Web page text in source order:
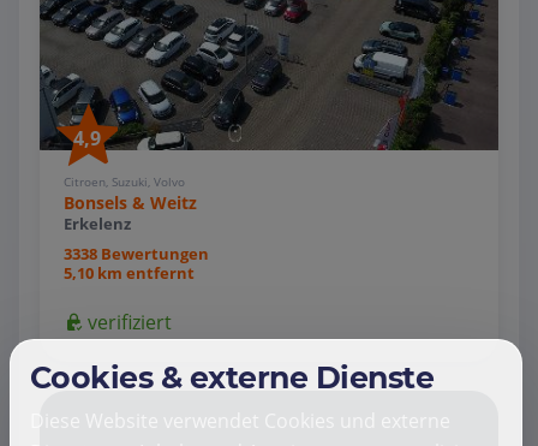
4,9
Citroen, Suzuki, Volvo
Bonsels & Weitz
Erkelenz
3338 Bewertungen
5,10 km entfernt
verifiziert
Cookies & externe Dienste